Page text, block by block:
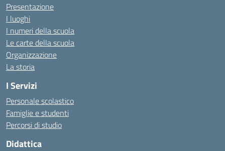
Presentazione
I luoghi
I numeri della scuola
Le carte della scuola
Organizzazione
La storia
I Servizi
Personale scolastico
Famiglie e studenti
Percorsi di studio
Didattica